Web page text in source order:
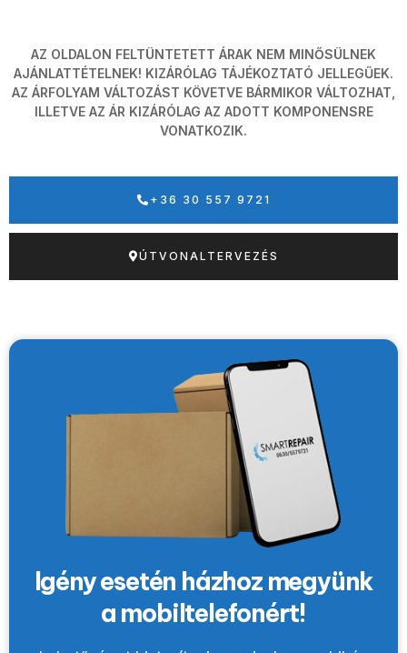
AZ OLDALON FELTÜNTETETT ÁRAK NEM MINŐSÜLNEK
AJÁNLATTÉTELNEK! KIZÁRÓLAG TÁJÉKOZTATÓ JELLEGŰEK.
AZ ÁRFOLYAM VÁLTOZÁST KÖVETVE BÁRMIKOR VÁLTOZHAT,
ILLETVE AZ ÁR KIZÁRÓLAG AZ ADOTT KOMPONENSRE
VONATKOZIK.
+36 30 557 9721
ÚTVONALTERVEZÉS
Igény esetén házhoz megyünk
a mobiltelefonért!